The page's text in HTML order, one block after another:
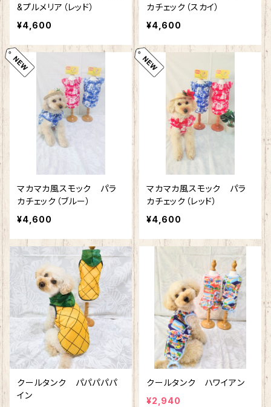
&プルメリア（レッド）
¥4,600
カチェック（スカイ）
¥4,600
マカマカ風スモック パラ
カチェック（ブルー）
¥4,600
マカマカ風スモック パラ
カチェック（レッド）
¥4,600
クールタンク パパパパパ
イン
クールタンク ハワイアン
¥2,940